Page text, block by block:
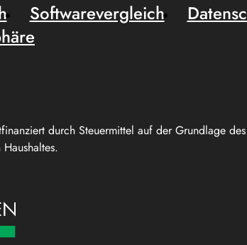
durch Steuermittel auf der Grundlage
Softwarevergleich